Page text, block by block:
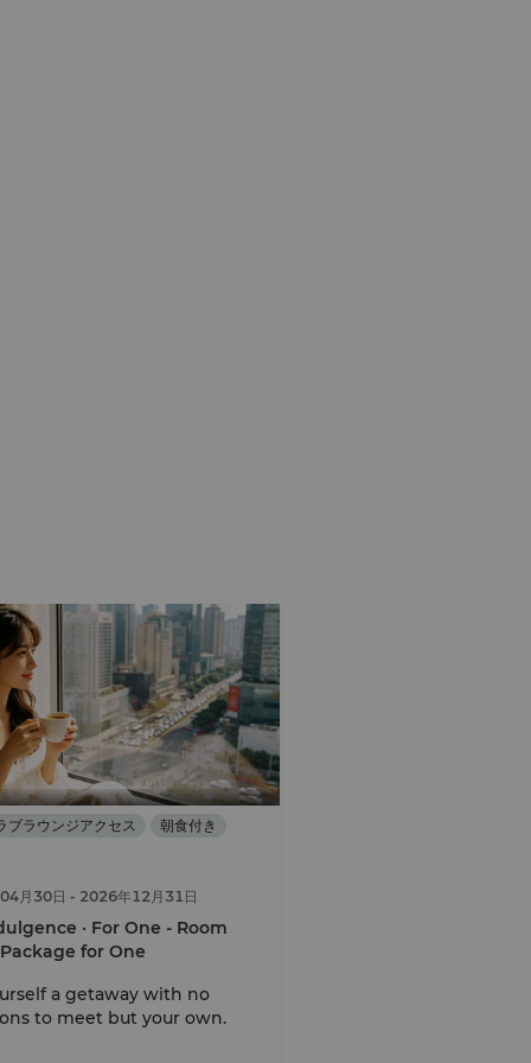
ブラウンジアクセス 朝食付き
月30日 - 2026年12月31日
· For One - Room
Package for One
a getaway with no
to meet but your own.